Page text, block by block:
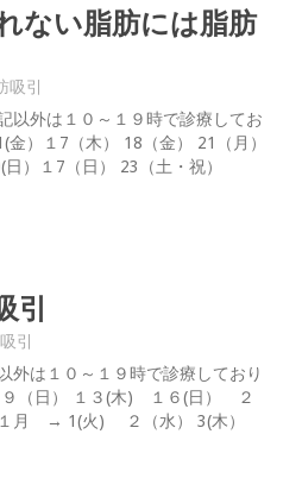
ない脂肪には脂肪
吸引
以外は１０～１９時で診療してお
）１7（木） 18（金） 21（月）
）１7（日） 23（土・祝）
引
引
外は１０～１９時で診療しており
（日） １３(木) １６(日） ２
月 → 1(火) ２（水） 3(木）